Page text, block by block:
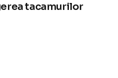
tacamurilor